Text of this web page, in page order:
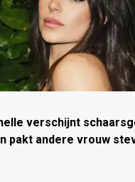
verschijnt
pakt andere vrouw